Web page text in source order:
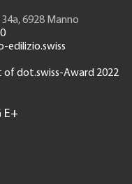
6928 Manno
edilizio.swiss
of dot.swiss-Award 2022
E+